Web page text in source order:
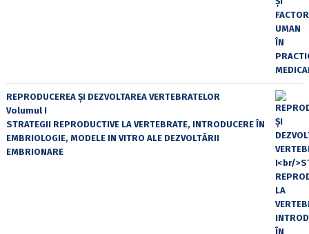
REPRODUCEREA ȘI DEZVOLTAREA VERTEBRATELOR
Volumul I
STRATEGII REPRODUCTIVE LA VERTEBRATE, INTRODUCERE ÎN
EMBRIOLOGIE, MODELE IN VITRO ALE DEZVOLTĂRII
EMBRIONARE